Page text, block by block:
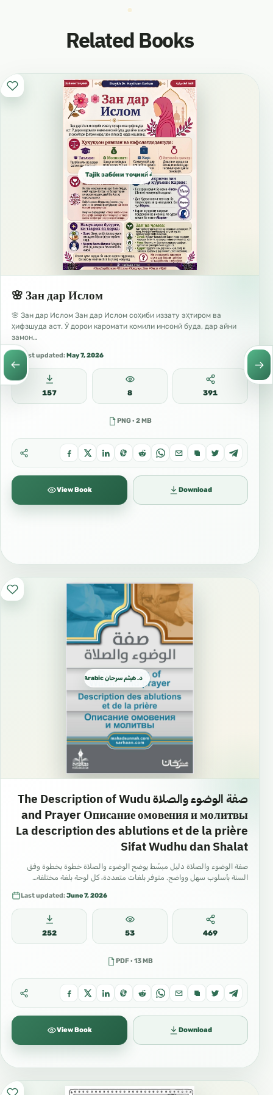
Related Books
Tajik забо́ни тоҷикӣ́ الطاجيكية
🌸 Зан дар Ислом
🌸 Зан дар Ислом Зан дар Ислом соҳиби иззату эҳтиром ва
ҳифзшуда аст. Ӯ дорои каромати комили инсонӣ буда, дар айни
замон…
Last updated:May 7, 2026
157 8 391
PNG · 2 MB
View Book Download
د. هيثم سرحان Arabic العربية
صفة الوضوء والصلاة The Description of Wudu
and Prayer Описание омовения и молитвы
La description des ablutions et de la prière
Sifat Wudhu dan Shalat
صفة الوضوء والصلاة دليل مبسّط يوضح الوضوء والصلاة خطوة بخطوة وفق
السنة بأسلوب سهل وواضح. متوفر بلغات متعددة، كل لوحة بلغة مختلفة…
Last updated:June 7, 2026
252 53 469
PDF · 13 MB
View Book Download